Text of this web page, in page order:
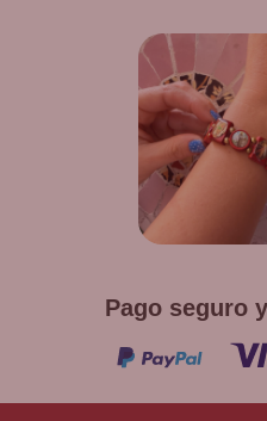
Pago seguro